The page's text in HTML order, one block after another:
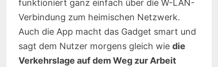
funktioniert ganz einfach über die W-LAN-
Verbindung zum heimischen Netzwerk.
Auch die App macht das Gadget smart und
sagt dem Nutzer morgens gleich wie die
Verkehrslage auf dem Weg zur Arbeit